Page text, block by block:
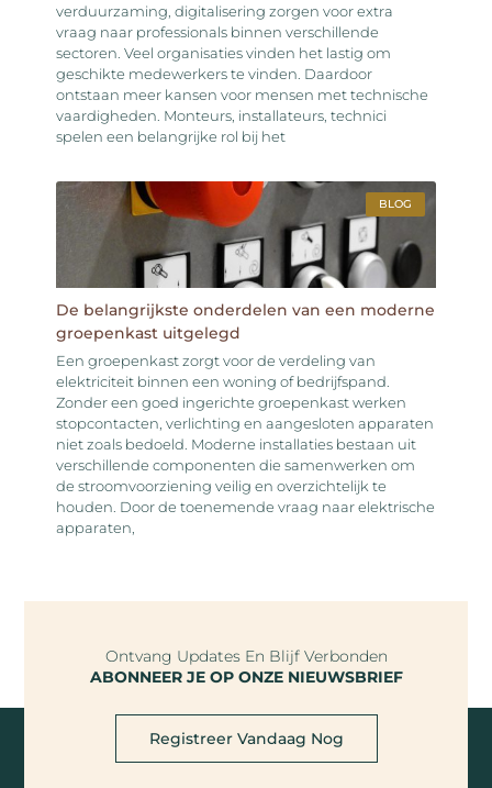
verduurzaming, digitalisering zorgen voor extra
vraag naar professionals binnen verschillende
sectoren. Veel organisaties vinden het lastig om
geschikte medewerkers te vinden. Daardoor
ontstaan meer kansen voor mensen met technische
vaardigheden. Monteurs, installateurs, technici
spelen een belangrijke rol bij het
BLOG
De belangrijkste onderdelen van een moderne
groepenkast uitgelegd
Een groepenkast zorgt voor de verdeling van
elektriciteit binnen een woning of bedrijfspand.
Zonder een goed ingerichte groepenkast werken
stopcontacten, verlichting en aangesloten apparaten
niet zoals bedoeld. Moderne installaties bestaan uit
verschillende componenten die samenwerken om
de stroomvoorziening veilig en overzichtelijk te
houden. Door de toenemende vraag naar elektrische
apparaten,
Ontvang Updates En Blijf Verbonden
ABONNEER JE OP ONZE NIEUWSBRIEF
Registreer Vandaag Nog